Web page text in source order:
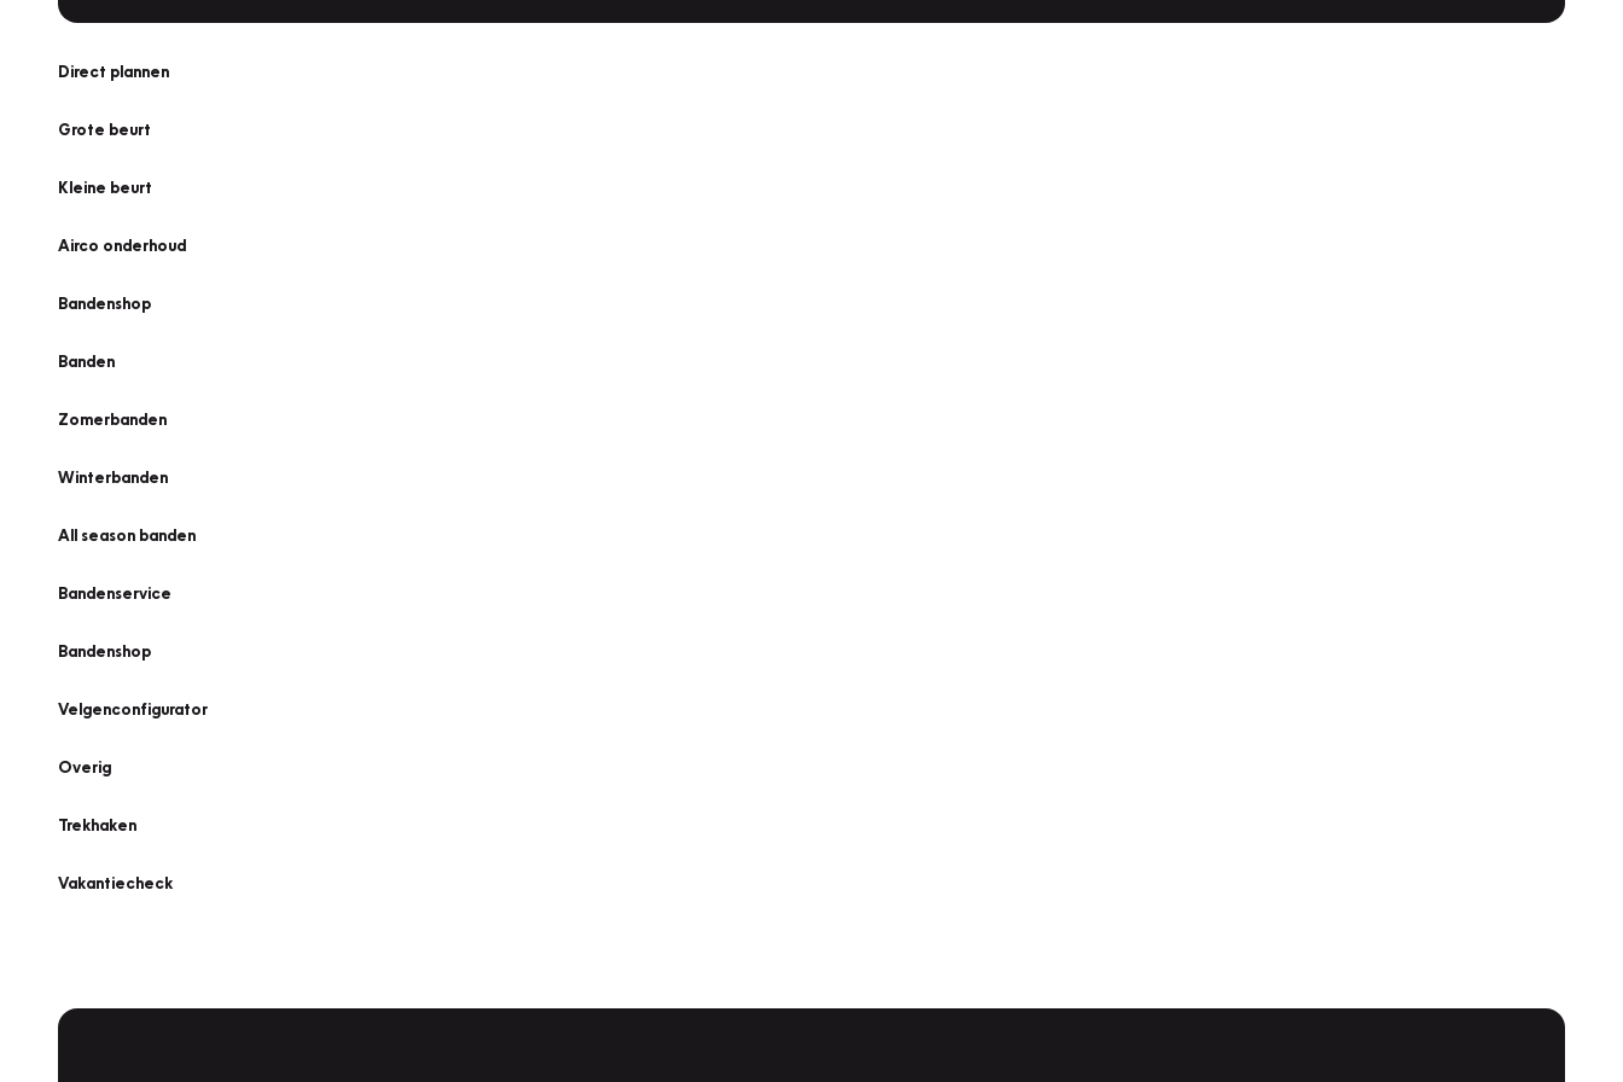
Direct plannen
Grote beurt
Kleine beurt
Airco onderhoud
Bandenshop
Banden
Zomerbanden
Winterbanden
All season banden
Bandenservice
Bandenshop
Velgenconfigurator
Overig
Trekhaken
Vakantiecheck